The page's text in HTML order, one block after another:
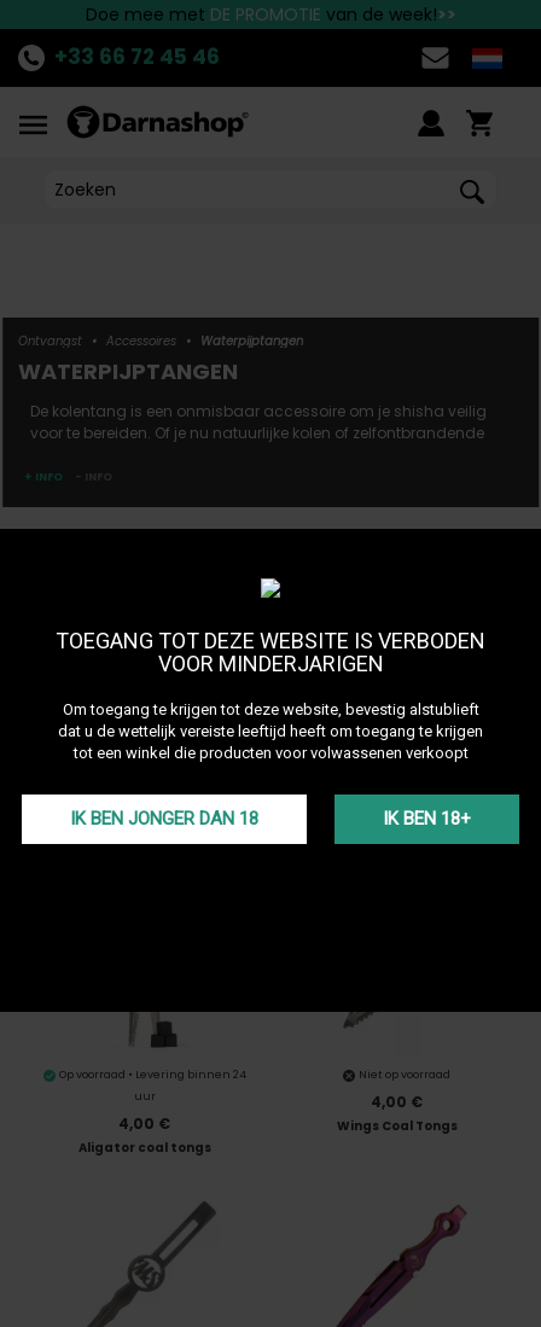
TOEGANG TOT DEZE WEBSITE IS VERBODEN
VOOR MINDERJARIGEN
Om toegang te krijgen tot deze website, bevestig alstublieft
dat u de wettelijk vereiste leeftijd heeft om toegang te krijgen
tot een winkel die producten voor volwassenen verkoopt
IK BEN JONGER DAN 18 IK BEN 18+
Doe mee met DE PROMOTIE van de week!>>
Snelleleveringin België en NEDERLAND>>
Neem contact met ons op voor alle vragen!>>
+33 66 72 45 46
Ontvangst • Accessoires • Waterpijptangen
WATERPIJPTANGEN
De kolentang is een onmisbaar accessoire om je shisha veilig
voor te bereiden. Of je nu natuurlijke kolen of zelfontbrandende
aanraken. Er is een grote verscheidenheid aan shisha-tangen,
+ INFO - INFO
uur
5,00 €
Tic Tac Tongs
uur
8,00 €
Pince EPOK Angel
Op voorraad • Levering binnen 24
uur
4,00 €
Aligator coal tongs
Niet op voorraad
4,00 €
Wings Coal Tongs